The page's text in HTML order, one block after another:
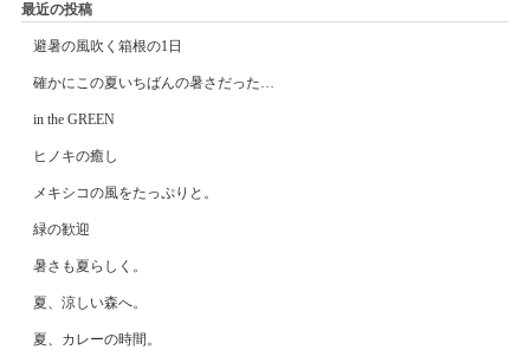
最近の投稿
避暑の風吹く箱根の1日
確かにこの夏いちばんの暑さだった…
in the GREEN
ヒノキの癒し
メキシコの風をたっぷりと。
緑の歓迎
暑さも夏らしく。
夏、涼しい森へ。
夏、カレーの時間。